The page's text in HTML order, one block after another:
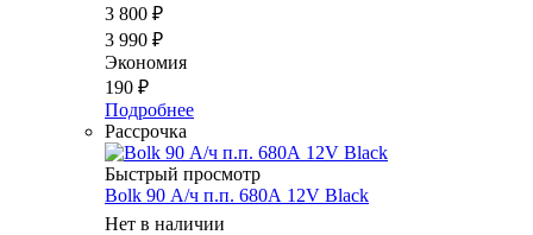
3 800 ₽
3 990 ₽
Экономия
190 ₽
Подробнее
Рассрочка
Быстрый просмотр
Bolk 90 А/ч п.п. 680А 12V Black
Нет в наличии